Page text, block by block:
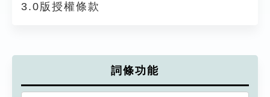
3.0版授權條款
詞條功能